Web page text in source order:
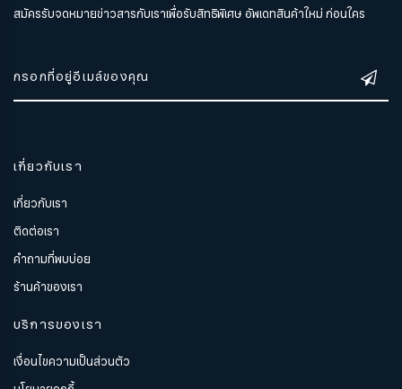
สมัครรับจดหมายข่าวสารกับเราเพื่อรับสิทธิพิเศษ อัพเดทสินค้าใหม่ ก่อนใคร
เกี่ยวกับเรา
เกี่ยวกับเรา
ติดต่อเรา
คำถามที่พบบ่อย
ร้านค้าของเรา
บริการของเรา
เงื่อนไขความเป็นส่วนตัว